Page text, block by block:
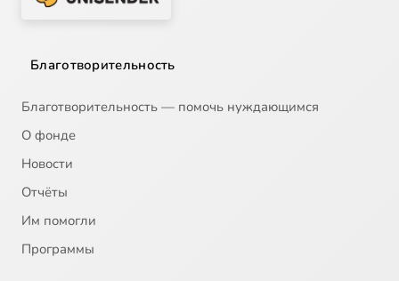
Благотворительность
Благотворительность — помочь нуждающимся
О фонде
Новости
Отчёты
Им помогли
Программы